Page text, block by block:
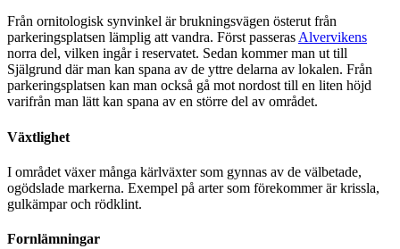
Från ornitologisk synvinkel är brukningsvägen österut från
parkeringsplatsen lämplig att vandra. Först passerasAlvervikens
norra del, vilken ingår i reservatet. Sedan kommer man ut till
Själgrund där man kan spana av de yttre delarna av lokalen. Från
parkeringsplatsen kan man också gå mot nordost till en liten höjd
varifrån man lätt kan spana av en större del av området.
Växtlighet
I området växer många kärlväxter som gynnas av de välbetade,
ogödslade markerna. Exempel på arter som förekommer är krissla,
gulkämpar och rödklint.
Fornlämningar